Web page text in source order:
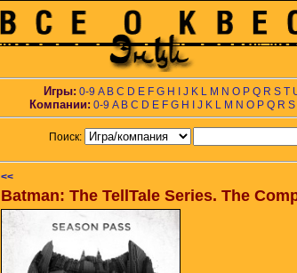
Игры: 0-9 A B C D E F G H J K L M N O P Q R S T
Компании: 0-9 A B C D E F G H J K L M N O P Q R S
Поиск:
<<
Batman: The TellTale Series. The